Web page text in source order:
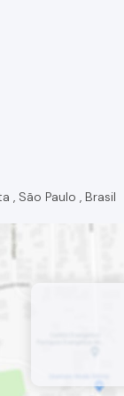
, São Paulo , Brasil